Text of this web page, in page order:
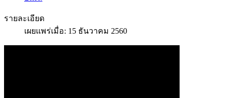
รายละเอียด
เผยแพร่เมื่อ: 15 ธันวาคม 2560